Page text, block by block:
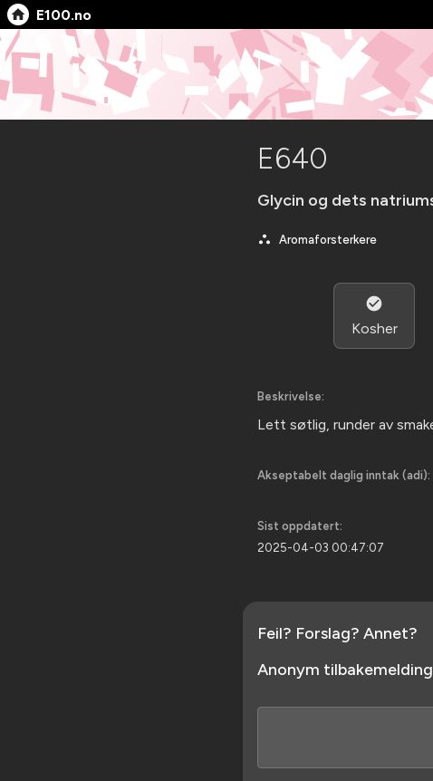
E100.no
E640
Glycin og dets
Aromaforsterkere
Kosher
Beskrivelse:
Lett søtlig, runder av
Akseptabelt daglig inntak (adi):
Sist oppdatert:
2025-04-03 00:47:07
Feil? Forslag? Annet?
Anonym